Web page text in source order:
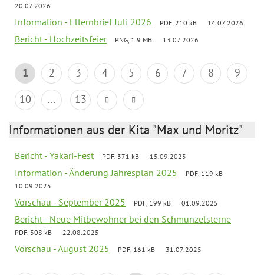
20.07.2026
Information - Elternbrief Juli 2026 PDF, 210 kB 14.07.2026
Bericht - Hochzeitsfeier PNG, 1.9 MB 13.07.2026
1 2 3 4 5 6 7 8
9
10
... 13
Informationen aus der Kita "Max und Moritz"
Bericht - Yakari-Fest PDF, 371 kB 15.09.2025
Information - Änderung Jahresplan 2025
PDF, 119 kB
10.09.2025
Vorschau - September 2025 PDF, 199 kB 01.09.2025
Bericht - Neue Mitbewohner bei den Schmunzelsterne
PDF, 308 kB 22.08.2025
Vorschau - August 2025 PDF, 161 kB 31.07.2025